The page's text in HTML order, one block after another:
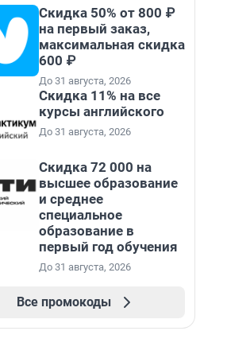
Скидка 50% от 800 ₽
на первый заказ,
максимальная скидка
600 ₽
До 31 августа, 2026
Скидка 11% на все
курсы английского
До 31 августа, 2026
Скидка 72 000 на
высшее образование
и среднее
специальное
образование в
первый год обучения
До 31 августа, 2026
Все промокоды